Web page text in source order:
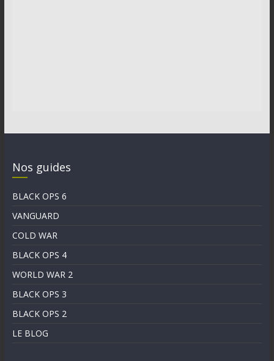
Nos guides
BLACK OPS 6
VANGUARD
COLD WAR
BLACK OPS 4
WORLD WAR 2
BLACK OPS 3
BLACK OPS 2
LE BLOG